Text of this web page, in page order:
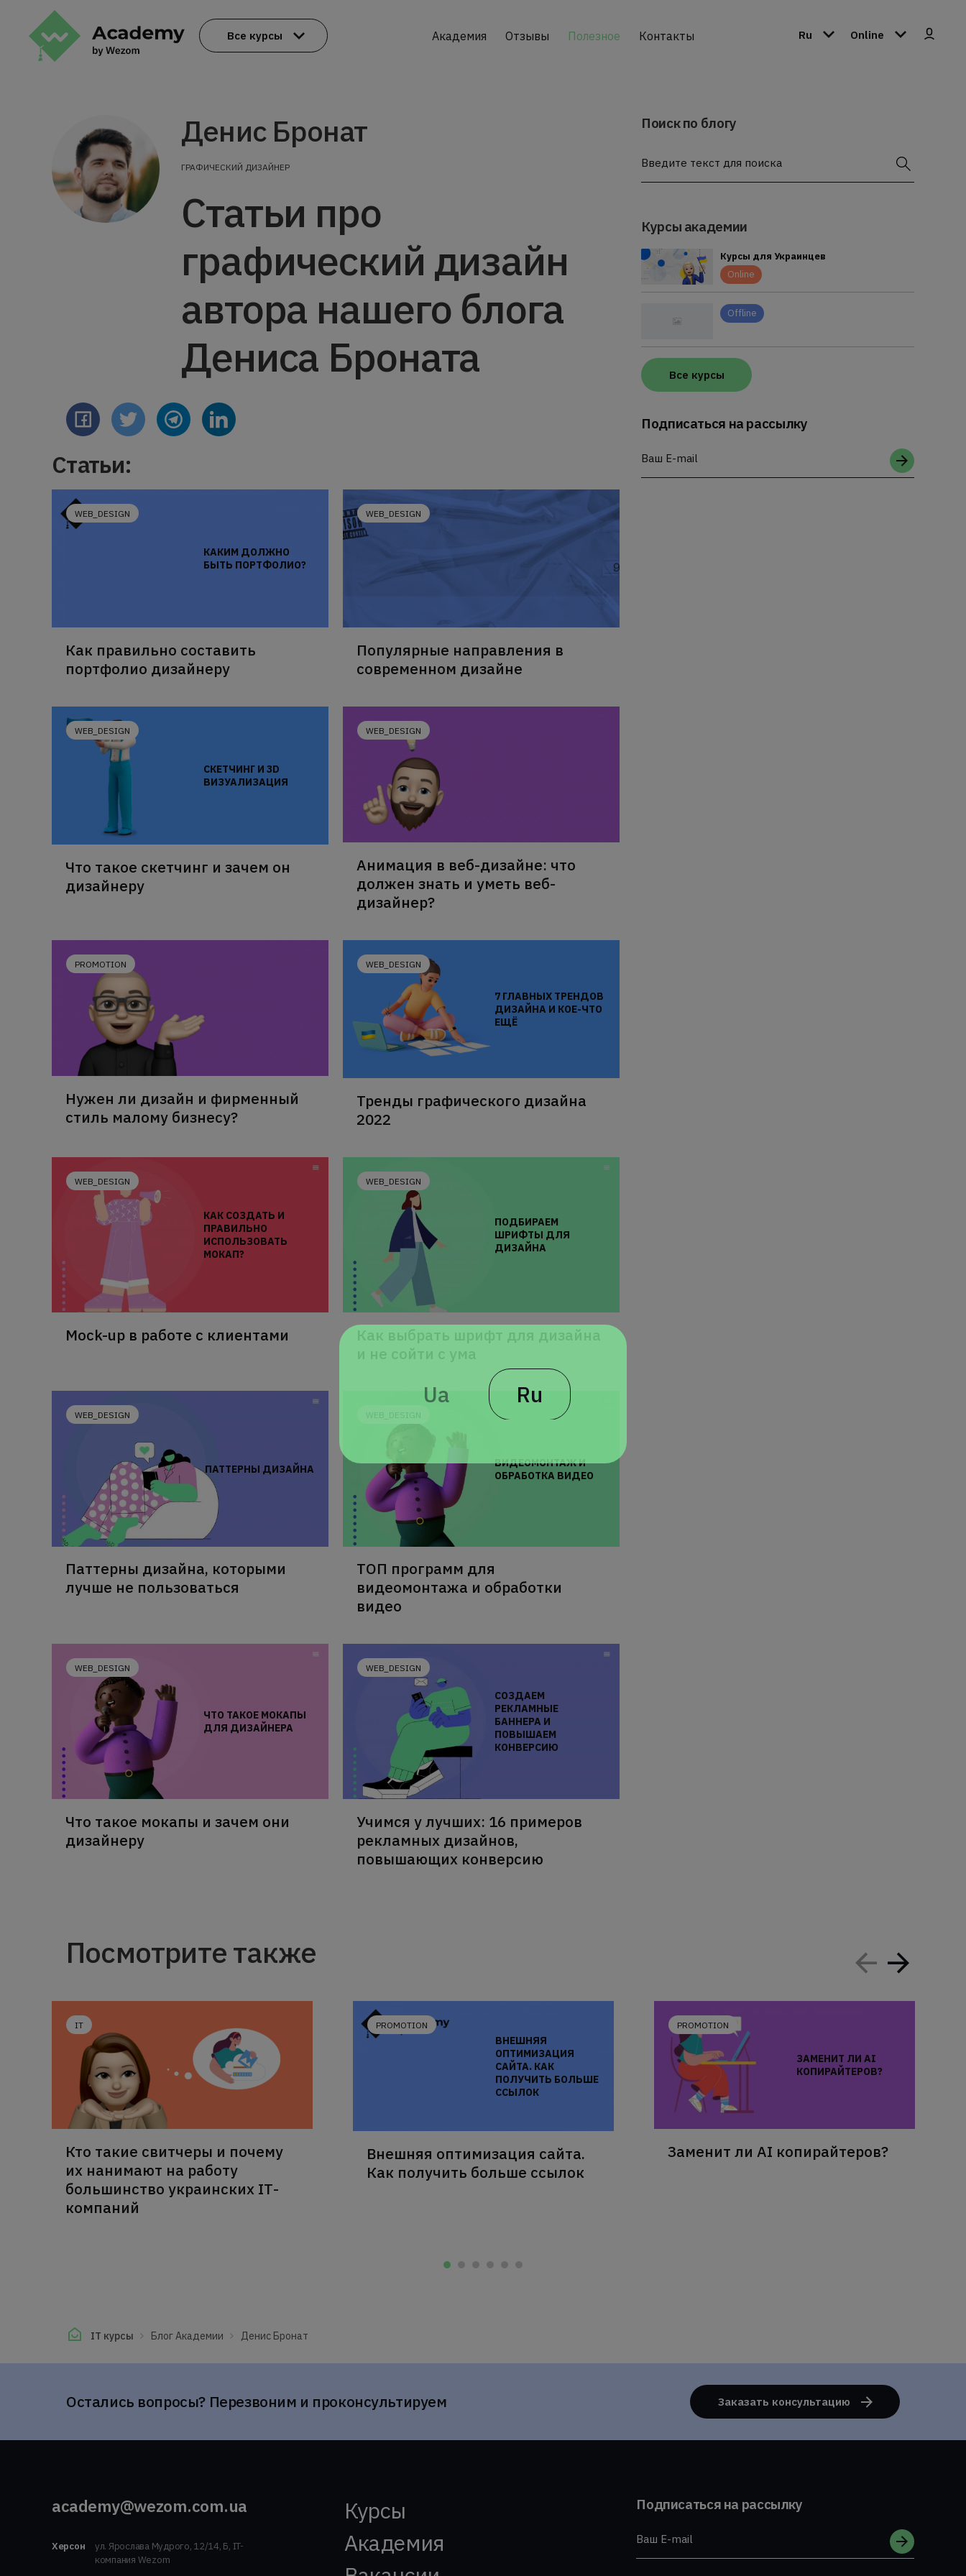
Ua Ru
Все курсы Академия Отзывы Полезное Контакты Ru Online
Денис Бронат
ГРАФИЧЕСКИЙ ДИЗАЙНЕР
Статьи про
графический дизайн
автора нашего блога
Дениса Броната
Статьи:
КАКИМ ДОЛЖНО
БЫТЬ ПОРТФОЛИО?
WEB_DESIGN
Как правильно составить
портфолио дизайнеру
WEB_DESIGN
Популярные направления в
современном дизайне
СКЕТЧИНГ И 3D
ВИЗУАЛИЗАЦИЯ
WEB_DESIGN
Что такое скетчинг и зачем он
дизайнеру
WEB_DESIGN
Анимация в веб-дизайне: что
должен знать и уметь веб-
дизайнер?
PROMOTION
Нужен ли дизайн и фирменный
стиль малому бизнесу?
7 ГЛАВНЫХ ТРЕНДОВ
ДИЗАЙНА И КОЕ-ЧТО
ЕЩЁ
WEB_DESIGN
Тренды графического дизайна
2022
КАК СОЗДАТЬ И
ПРАВИЛЬНО
ИСПОЛЬЗОВАТЬ
МОКАП?
WEB_DESIGN
Mock-up в работе с клиентами
ПОДБИРАЕМ
ШРИФТЫ ДЛЯ
ДИЗАЙНА
WEB_DESIGN
Как выбрать шрифт для дизайна
и не сойти с ума
ПАТТЕРНЫ ДИЗАЙНА
WEB_DESIGN
Паттерны дизайна, которыми
лучше не пользоваться
ВИДЕОМОНТАЖ И
ОБРАБОТКА ВИДЕО
WEB_DESIGN
ТОП программ для
видеомонтажа и обработки
видео
ЧТО ТАКОЕ МОКАПЫ
ДЛЯ ДИЗАЙНЕРА
WEB_DESIGN
Что такое мокапы и зачем они
дизайнеру
СОЗДАЕМ
РЕКЛАМНЫЕ
БАННЕРА И
ПОВЫШАЕМ
КОНВЕРСИЮ
WEB_DESIGN
Учимся у лучших: 16 примеров
рекламных дизайнов,
повышающих конверсию
Поиск по блогу
Введите текст для поиска
Курсы академии
Курсы для Украинцев
Online
Offline
Все курсы
Подписаться на рассылку
Ваш E-mail
Посмотрите также
IT
Кто такие свитчеры и почему
их нанимают на работу
большинство украинских ІТ-
компаний
ВНЕШНЯЯ
ОПТИМИЗАЦИЯ
САЙТА. КАК
ПОЛУЧИТЬ БОЛЬШЕ
ССЫЛОК
PROMOTION
Внешняя оптимизация сайта.
Как получить больше ссылок
ЗАМЕНИТ ЛИ AI
КОПИРАЙТЕРОВ?
PROMOTION
Заменит ли AI копирайтеров?
IT курсы Блог Академии Денис Бронат
Остались вопросы? Перезвоним и проконсультируем Заказать консультацию
academy@wezom.com.ua
Херсон
ул. Ярослава Мудрого, 12/14, Б, IT-
компания Wezom
Курсы
Академия
Подписаться на рассылку
Ваш E-mail